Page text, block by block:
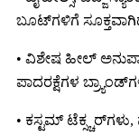
ಬೂಟ್‌ಗಳಿಗೆ
• ವಿಶೇಷ ಹೀಲ್
ಪಾದರಕ್ಷೆಗಳ
• ಕಸ್ಟಮ್ ಟೆಕ್ಸ್ಚರ್‌ಗಳು,